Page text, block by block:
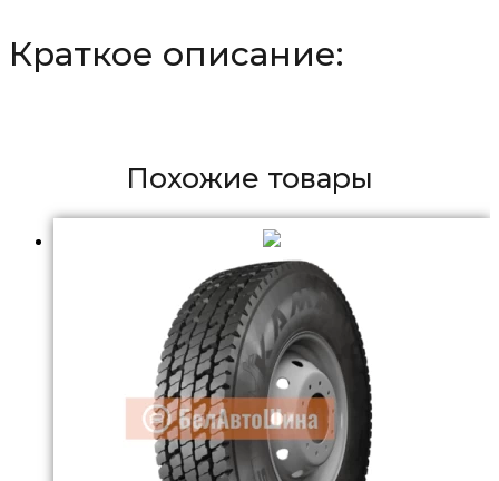
Краткое описание:
Похожие товары